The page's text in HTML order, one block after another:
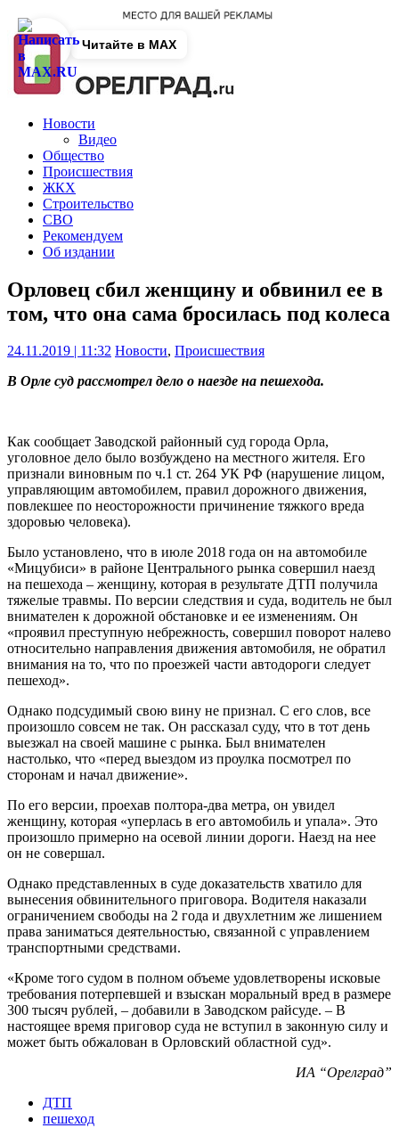
Новости
Видео
Общество
Происшествия
ЖКХ
Строительство
СВО
Рекомендуем
Об издании
Орловец сбил женщину и обвинил ее в
том, что она сама бросилась под колеса
24.11.2019 | 11:32 Новости, Происшествия
В Орле суд рассмотрел дело о наезде на пешехода.
Как сообщает Заводской районный суд города Орла,
уголовное дело было возбуждено на местного жителя. Его
признали виновным по ч.1 ст. 264 УК РФ (нарушение лицом,
управляющим автомобилем, правил дорожного движения,
повлекшее по неосторожности причинение тяжкого вреда
здоровью человека).
Было установлено, что в июле 2018 года он на автомобиле
«Мицубиси» в районе Центрального рынка совершил наезд
на пешехода – женщину, которая в результате ДТП получила
тяжелые травмы. По версии следствия и суда, водитель не был
внимателен к дорожной обстановке и ее изменениям. Он
«проявил преступную небрежность, совершил поворот налево
относительно направления движения автомобиля, не обратил
внимания на то, что по проезжей части автодороги следует
пешеход».
Однако подсудимый свою вину не признал. С его слов, все
произошло совсем не так. Он рассказал суду, что в тот день
выезжал на своей машине с рынка. Был внимателен
настолько, что «перед выездом из проулка посмотрел по
сторонам и начал движение».
По его версии, проехав полтора-два метра, он увидел
женщину, которая «уперлась в его автомобиль и упала». Это
произошло примерно на осевой линии дороги. Наезд на нее
он не совершал.
Однако представленных в суде доказательств хватило для
вынесения обвинительного приговора. Водителя наказали
ограничением свободы на 2 года и двухлетним же лишением
права заниматься деятельностью, связанной с управлением
транспортными средствами.
«Кроме того судом в полном объеме удовлетворены исковые
требования потерпевшей и взыскан моральный вред в размере
300 тысяч рублей, – добавили в Заводском райсуде. – В
настоящее время приговор суда не вступил в законную силу и
может быть обжалован в Орловский областной суд».
ИА “Орелград”
ДТП
пешеход
Читайте в MAX